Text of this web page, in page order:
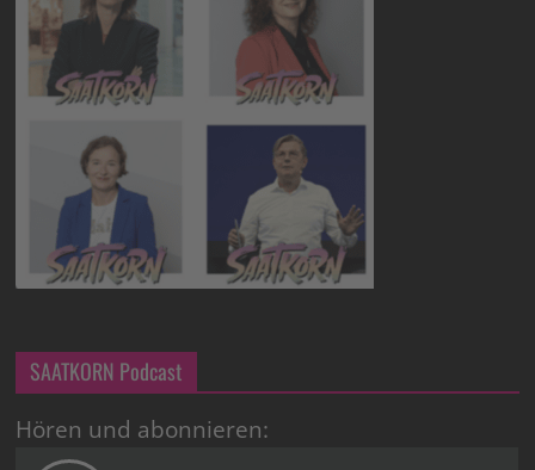
SAATKORN Podcast
Hören und abonnieren: